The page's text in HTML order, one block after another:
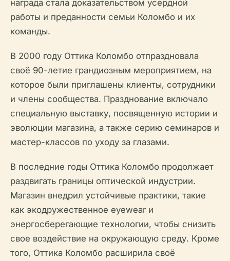
награда стала доказательством усердной
работы и преданности семьи Коломбо и их
команды.
В 2000 году Оттика Коломбо отпраздновала
своё 90-летие грандиозным мероприятием, на
которое были приглашены клиенты, сотрудники
и члены сообщества. Празднование включало
специальную выставку, посвященную истории и
эволюции магазина, а также серию семинаров и
мастер-классов по уходу за глазами.
В последние годы Оттика Коломбо продолжает
раздвигать границы оптической индустрии.
Магазин внедрил устойчивые практики, такие
как экодружественное eyewear и
энергосберегающие технологии, чтобы снизить
свое воздействие на окружающую среду. Кроме
того, Оттика Коломбо расширила своё